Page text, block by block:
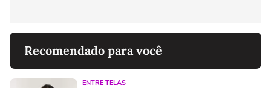
Recomendado para você
ENTRE TELAS